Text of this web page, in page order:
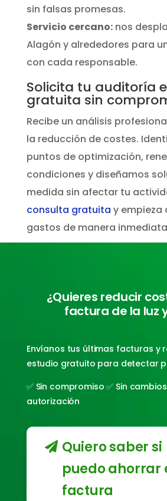
sin falsas promesas.
Servicio cercano:nos
Alagón y alrededores para
con cada responsable.
Solicita tu auditoría
gratuita sin
Recibe un análisis
la reducción de costes.
puntos de optimización,
condiciones y diseñamos
medida sin afectar tu
consulta gratuita y empieza
gastos de manera
¿Quieres reducir
factura de la luz
Envíanos tus últimas facturas y
estudio gratuito para detectar
✅ Sin compromiso ✅ Sin
autorización
Quiero saber si
puedo ahorrar
factura